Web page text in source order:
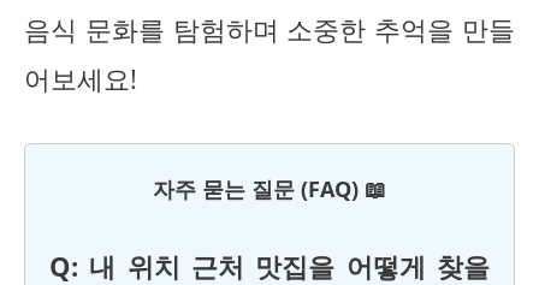
음식 문화를 탐험하며 소중한 추억을 만들
어보세요!
자주 묻는 질문 (FAQ) 📖
Q: 내 위치 근처 맛집을 어떻게 찾을